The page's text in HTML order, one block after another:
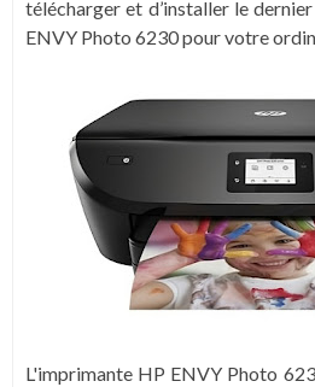
télécharger et d’installer le
ENVY Photo 6230 pour votre
L'imprimante HP ENVY Photo